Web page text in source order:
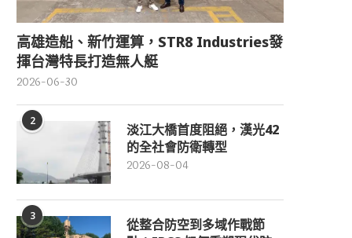
高雄造船、新竹運算，STR8 Industries發
揮台灣特長打造無人艇
2026-06-30
2
淡江大橋首度阻絕，漢光42
的全社會防衛轉型
2026-08-04
3
從整合防空到多域作戰節